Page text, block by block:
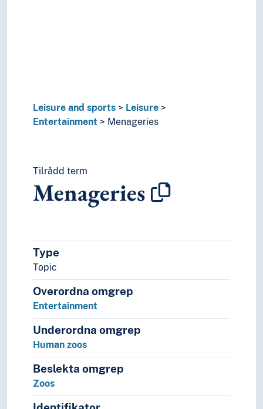
Leisure and sports
Leisure
Entertainment
Menageries
Tilrådd term
Menageries
Type
Topic
Overordna omgrep
Entertainment
Underordna omgrep
Human zoos
Beslekta omgrep
Zoos